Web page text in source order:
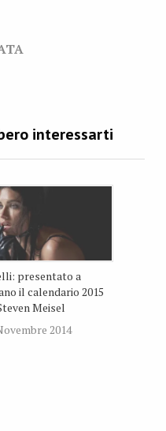
presentato a
il calendario 2015
Meisel
2014